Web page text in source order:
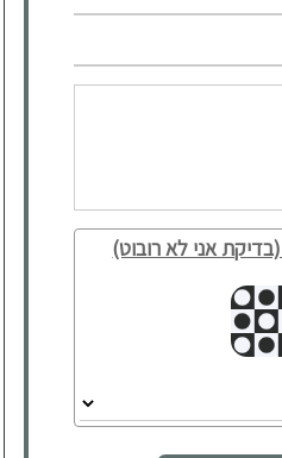
אני לא רובוט)